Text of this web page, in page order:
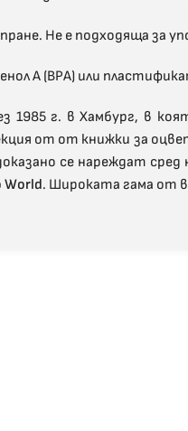
Не е подходяща за
А (BPA) или
1985 г. в Хамбург, в
от от книжки за
се нареждат
World. Широката гама от